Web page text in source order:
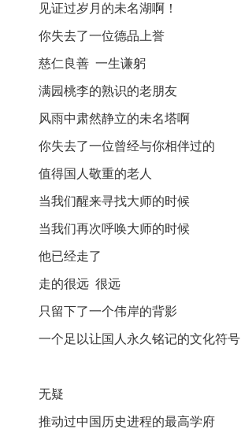
见证过岁月的未名湖啊！
你失去了一位德品上誉
慈仁良善 一生谦躬
满园桃李的熟识的老朋友
风雨中肃然静立的未名塔啊
你失去了一位曾经与你相伴过的
值得国人敬重的老人
当我们醒来寻找大师的时候
当我们再次呼唤大师的时候
他已经走了
走的很远 很远
只留下了一个伟岸的背影
一个足以让国人永久铭记的文化符号
无疑
推动过中国历史进程的最高学府